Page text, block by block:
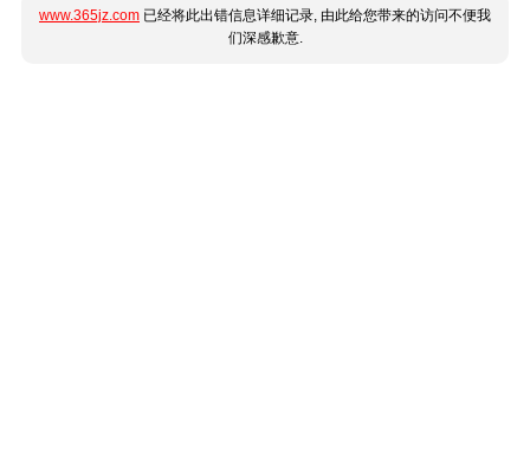
www.365jz.com 已经将此出错信息详细记录, 由此给您带来的访问不便我
们深感歉意.